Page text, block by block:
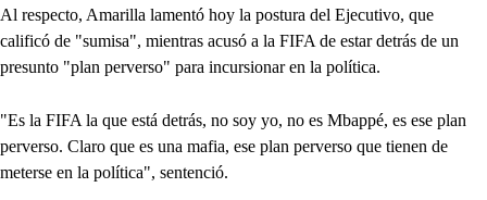
Al respecto, Amarilla lamentó hoy la postura del Ejecutivo, que
calificó de "sumisa", mientras acusó a la FIFA de estar detrás de un
presunto "plan perverso" para incursionar en la política.
"Es la FIFA la que está detrás, no soy yo, no es Mbappé, es ese plan
perverso. Claro que es una mafia, ese plan perverso que tienen de
meterse en la política", sentenció.